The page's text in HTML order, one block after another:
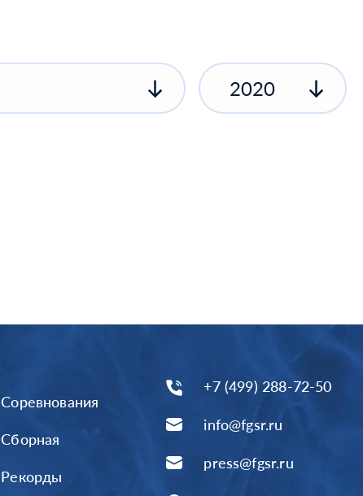
2020
Соревнования
Сборная
Рекорды
+7 (499) 288-72-50
info@fgsr.ru
press@fgsr.ru